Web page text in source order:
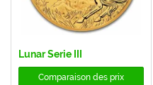
Lunar Serie III
Comparaison des prix